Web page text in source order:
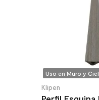
Uso en Muro y
Klipen